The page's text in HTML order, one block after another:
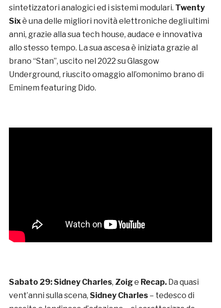
sintetizzatori analogici ed i sistemi modulari. Twenty
Sixè una delle migliori novità elettroniche degli ultimi
anni, grazie alla sua tech house, audace e innovativa
allo stesso tempo. La sua ascesa è iniziata grazie al
brano “Stan”, uscito nel 2022 su Glasgow
Underground, riuscito omaggio all’omonimo brano di
Eminem featuring Dido.
Sabato 29: Sidney Charles, Zoige Recap. Da quasi
vent’anni sulla scena, Sidney Charles– tedesco di